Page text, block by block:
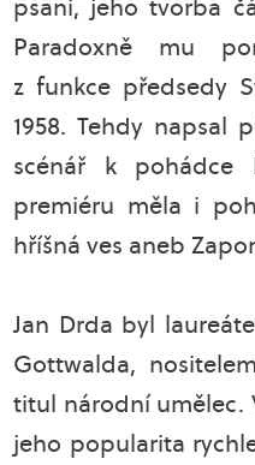
psaní, jeho tvorba
Paradoxně mu
z funkce předsedy
1958. Tehdy napsal
scénář k pohádce
premiéru měla i
hříšná ves aneb
Jan Drda byl
Gottwalda,
titul národní umělec.
jeho popularita